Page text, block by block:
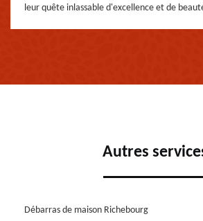
leur quête inlassable d'excellence et de
Autres
Débarras de maison Richebourg